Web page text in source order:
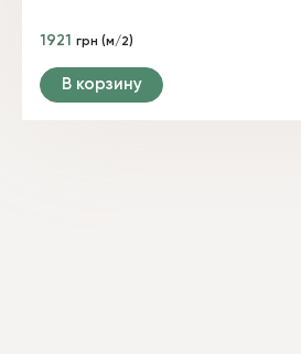
1921 грн (м/2)
В корзину